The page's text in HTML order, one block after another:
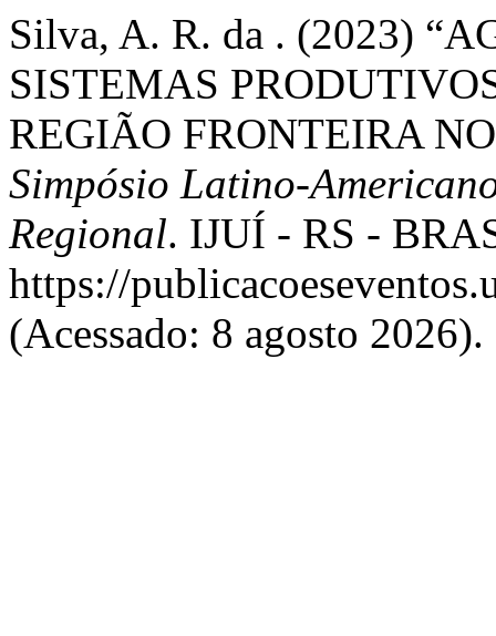
Silva, A. R. da . (2023)
SISTEMAS
REGIÃO FRONTEIRA
Simpósio Latino-
Regional. IJUÍ - RS -
https://
(Acessado: 8 agosto 2026).